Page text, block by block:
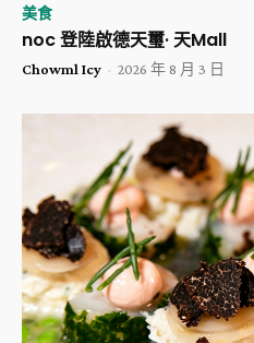
美食
noc 登陸啟德天璽· 天Mall
Chowml Icy - 2026 年 8 月 3 日